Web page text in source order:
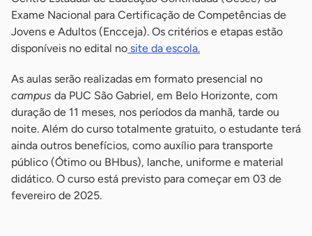
Exame Nacional para Certificação de Competências de
Jovens e Adultos (Encceja). Os critérios e etapas estão
disponíveis no edital no site da escola.
As aulas serão realizadas em formato presencial no
campus da PUC São Gabriel, em Belo Horizonte, com
duração de 11 meses, nos períodos da manhã, tarde ou
noite. Além do curso totalmente gratuito, o estudante terá
ainda outros benefícios, como auxílio para transporte
público (Ótimo ou BHbus), lanche, uniforme e material
didático. O curso está previsto para começar em 03 de
fevereiro de 2025.